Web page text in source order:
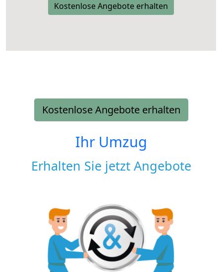
Kostenlose Angebote erhalten
Kostenlose Angebote erhalten
Ihr Umzug
Erhalten Sie jetzt Angebote